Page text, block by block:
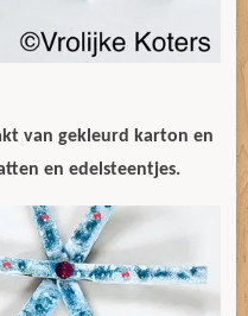
van gekleurd karton en
en edelsteentjes.